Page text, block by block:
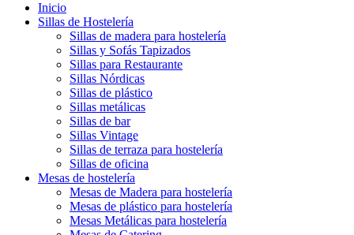
Inicio
Sillas de Hostelería
Sillas de madera para hostelería
Sillas y Sofás Tapizados
Sillas para Restaurante
Sillas Nórdicas
Sillas de plástico
Sillas metálicas
Sillas de bar
Sillas Vintage
Sillas de terraza para hostelería
Sillas de oficina
Mesas de hostelería
Mesas de Madera para hostelería
Mesas de plástico para hostelería
Mesas Metálicas para hostelería